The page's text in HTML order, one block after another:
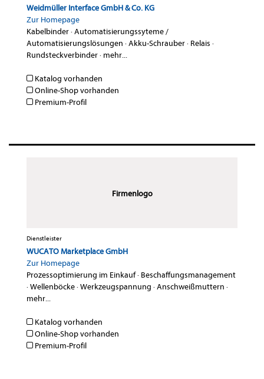
Weidmüller Interface GmbH & Co. KG
Zur Homepage
Kabelbinder·Automatisierungssyteme /
Automatisierungslösungen ·Akku-Schrauber· Relais ·
Rundsteckverbinder· mehr...
Katalog vorhanden
Online-Shop vorhanden
Premium-Profil
Firmenlogo
Dienstleister
WUCATO Marketplace GmbH
Zur Homepage
Prozessoptimierung im Einkauf· Beschaffungsmanagement
·Wellenböcke·Werkzeugspannung ·Anschweißmuttern ·
mehr...
Katalog vorhanden
Online-Shop vorhanden
Premium-Profil